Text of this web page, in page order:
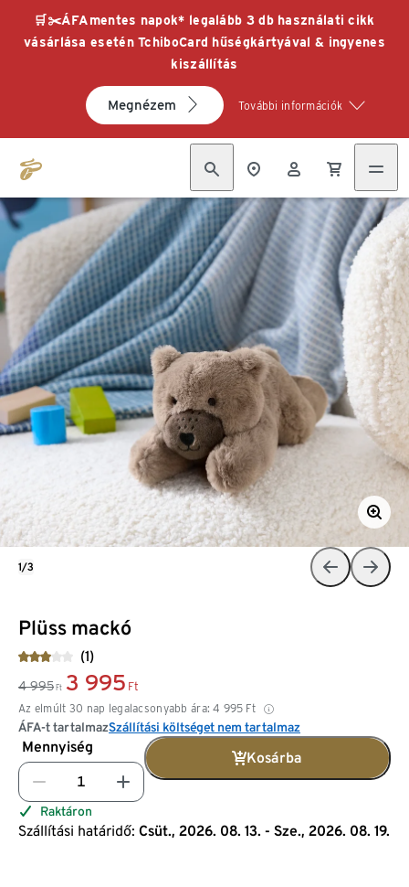
🛒✂️ÁFAmentes napok* legalább 3 db használati cikk
vásárlása esetén TchiboCard hűségkártyával & ingyenes
kiszállítás
Megnézem További információk
Plüss mackó
(1)
4 995 Ft 3 995 Ft
Az elmúlt 30 nap legalacsonyabb ára: 4 995 Ft
ÁFA-t tartalmazSzállítási költséget nem tartalmaz
Mennyiség
Kosárba
Raktáron
Szállítási határidő: Csüt., 2026. 08. 13. - Sze., 2026. 08. 19.
1/3